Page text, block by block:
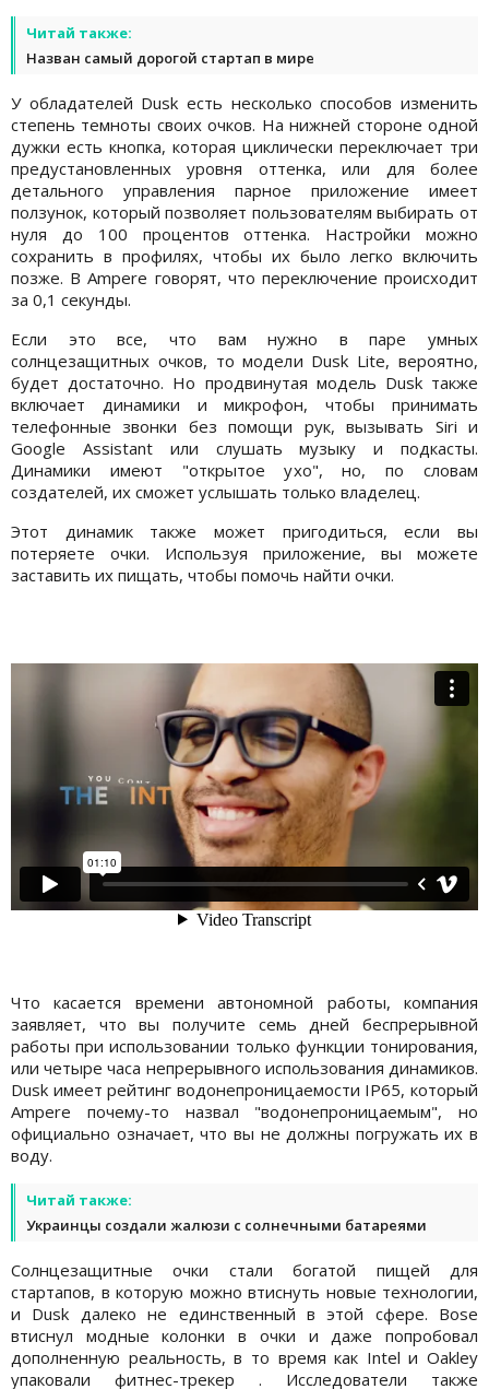
Читай также:
Назван самый дорогой стартап в мире
У обладателей Dusk есть несколько способов изменить
степень темноты своих очков. На нижней стороне одной
дужки есть кнопка, которая циклически переключает три
предустановленных уровня оттенка, или для более
детального управления парное приложение имеет
ползунок, который позволяет пользователям выбирать от
нуля до 100 процентов оттенка. Настройки можно
сохранить в профилях, чтобы их было легко включить
позже. В Ampere говорят, что переключение происходит
за 0,1 секунды.
Если это все, что вам нужно в паре умных
солнцезащитных очков, то модели Dusk Lite, вероятно,
будет достаточно. Но продвинутая модель Dusk также
включает динамики и микрофон, чтобы принимать
телефонные звонки без помощи рук, вызывать Siri и
Google Assistant или слушать музыку и подкасты.
Динамики имеют "открытое ухо", но, по словам
создателей, их сможет услышать только владелец.
Этот динамик также может пригодиться, если вы
потеряете очки. Используя приложение, вы можете
заставить их пищать, чтобы помочь найти очки.
Что касается времени автономной работы, компания
заявляет, что вы получите семь дней беспрерывной
работы при использовании только функции тонирования,
или четыре часа непрерывного использования динамиков.
Dusk имеет рейтинг водонепроницаемости IP65, который
Ampere почему-то назвал "водонепроницаемым", но
официально означает, что вы не должны погружать их в
воду.
Читай также:
Украинцы создали жалюзи с солнечными батареями
Солнцезащитные очки стали богатой пищей для
стартапов, в которую можно втиснуть новые технологии,
и Dusk далеко не единственный в этой сфере. Bose
втиснул модные колонки в очки и даже попробовал
дополненную реальность, в то время как Intel и Oakley
упаковали фитнес-трекер . Исследователи также